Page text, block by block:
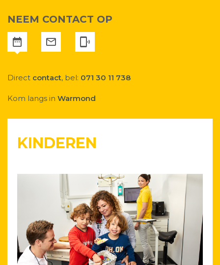
NEEM CONTACT OP
Direct contact, bel: 071 30 11 738
Kom langs in Warmond
KINDEREN